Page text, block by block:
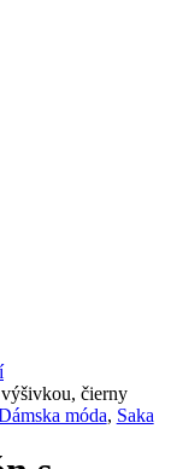
čierny
móda, Saka